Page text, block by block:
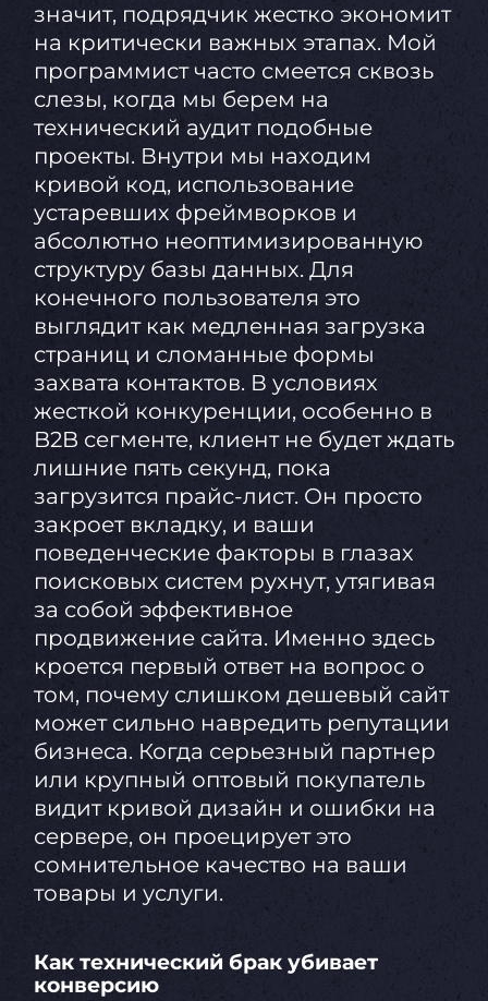
значит, подрядчик жестко экономит
на критически важных этапах. Мой
программист часто смеется сквозь
слезы, когда мы берем на
технический аудит подобные
проекты. Внутри мы находим
кривой код, использование
устаревших фреймворков и
абсолютно неоптимизированную
структуру базы данных. Для
конечного пользователя это
выглядит как медленная загрузка
страниц и сломанные формы
захвата контактов. В условиях
жесткой конкуренции, особенно в
B2B сегменте, клиент не будет ждать
лишние пять секунд, пока
загрузится прайс-лист. Он просто
закроет вкладку, и ваши
поведенческие факторы в глазах
поисковых систем рухнут, утягивая
за собой эффективное
продвижение сайта. Именно здесь
кроется первый ответ на вопрос о
том, почему слишком дешевый сайт
может сильно навредить репутации
бизнеса. Когда серьезный партнер
или крупный оптовый покупатель
видит кривой дизайн и ошибки на
сервере, он проецирует это
сомнительное качество на ваши
товары и услуги.
Как технический брак убивает
конверсию